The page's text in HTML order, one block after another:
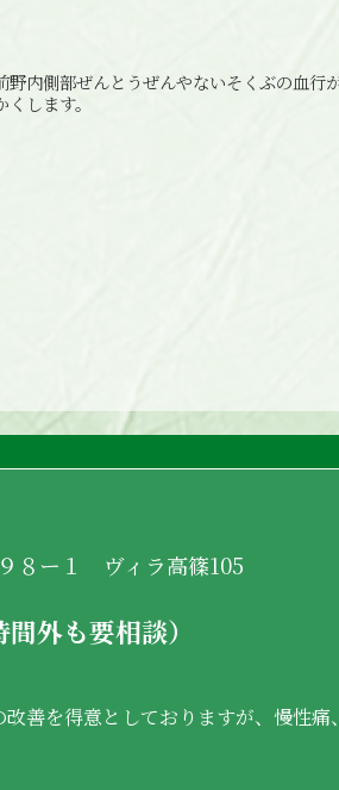
野内側部ぜんとうぜんやないそくぶの血
します。
８ー１ ヴィラ高篠105
外も要相談）
善を得意としておりますが、慢性